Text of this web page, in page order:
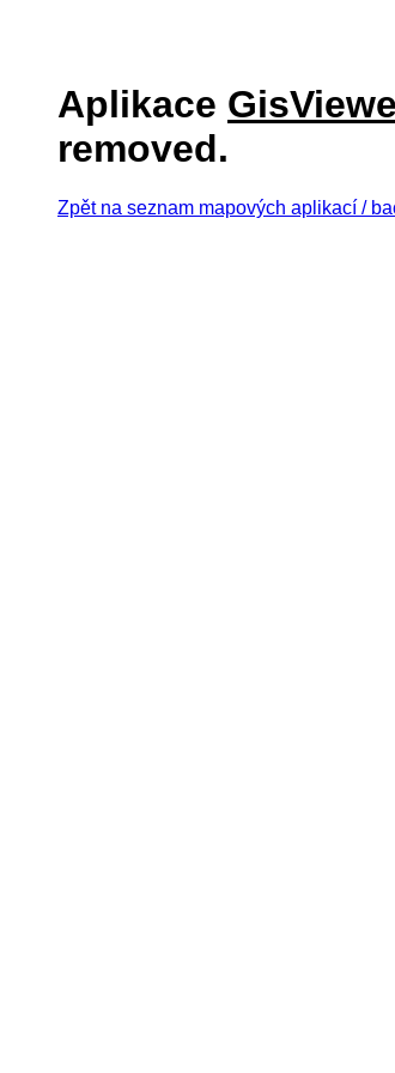
Aplikace
removed.
Zpět na seznam mapových aplikací /